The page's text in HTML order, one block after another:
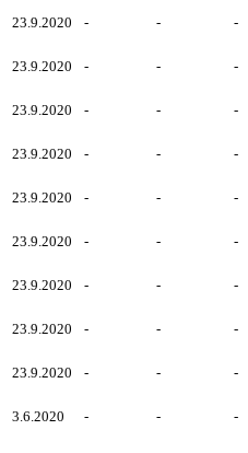
23.9.2020 - - -
23.9.2020 - - -
23.9.2020 - - -
23.9.2020 - - -
23.9.2020 - - -
23.9.2020 - - -
23.9.2020 - - -
23.9.2020 - - -
23.9.2020 - - -
3.6.2020 - - -